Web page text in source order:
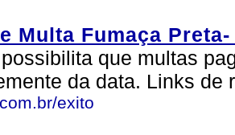
Multa Fumaça Preta-
que multas
da data. Links de
exito